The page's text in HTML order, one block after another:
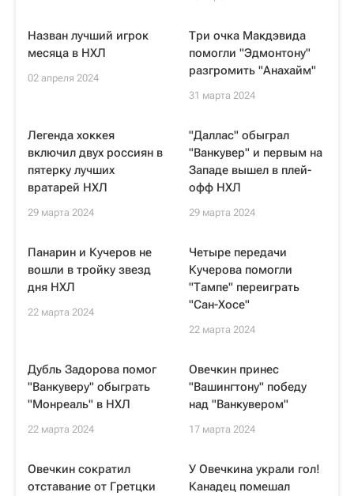
Назван лучший игрок
месяца в НХЛ
02 апреля 2024
Три очка Макдэвида
помогли "Эдмонтону"
разгромить "Анахайм"
31 марта 2024
Легенда хоккея
включил двух россиян в
пятерку лучших
вратарей НХЛ
29 марта 2024
"Даллас" обыграл
"Ванкувер" и первым на
Западе вышел в плей-
офф НХЛ
29 марта 2024
Панарин и Кучеров не
вошли в тройку звезд
дня НХЛ
22 марта 2024
Четыре передачи
Кучерова помогли
"Тампе" переиграть
"Сан-Хосе"
22 марта 2024
Дубль Задорова помог
"Ванкуверу" обыграть
"Монреаль" в НХЛ
22 марта 2024
Овечкин принес
"Вашингтону" победу
над "Ванкувером"
17 марта 2024
Овечкин сократил
отставание от Гретцки
У Овечкина украли гол!
Канадец помешал